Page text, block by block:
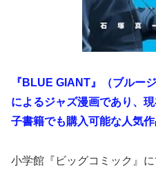
『BLUE GIANT』（ブルー
によるジャズ漫画であり、
子書籍でも購入可能な人気作
小学館『ビッグコミック』